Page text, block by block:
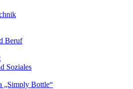
Beruf
Soziales
„Simply Bottle“